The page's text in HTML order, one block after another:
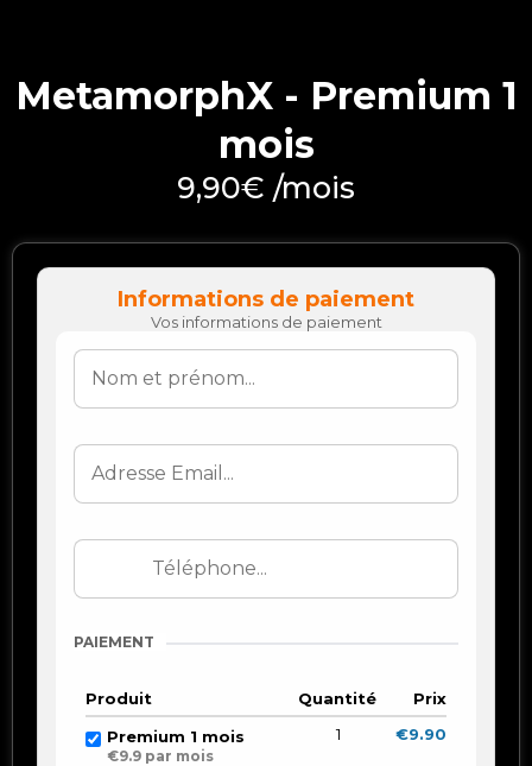
MetamorphX - Premium 1
mois
9,90€ /mois
Informations de paiement
Vos informations de paiement
PAIEMENT
Produit Quantité
Prix
Premium 1 mois
€9.9 par mois
1 €9.90